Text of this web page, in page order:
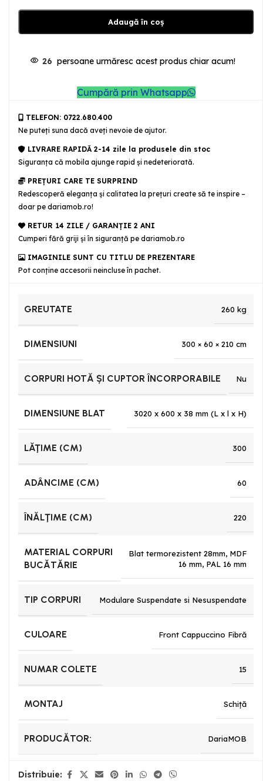
Adaugă în coș
26 persoane urmăresc acest produs chiar acum!
Cumpără prin Whatsapp
TELEFON: 0722.680.400
Ne puteţi suna dacă aveţi nevoie de ajutor.
LIVRARE RAPIDĂ 2-14 zile la produsele din stoc
Siguranţa că mobila ajunge rapid şi nedeteriorată.
PREȚURI CARE TE SURPRIND
Redescoperă eleganța și calitatea la prețuri create să te inspire –
doar pe dariamob.ro!
RETUR 14 ZILE / GARANŢIE 2 ANI
Cumperi fără griji şi în siguranţă pe dariamob.ro
IMAGINILE SUNT CU TITLU DE PREZENTARE
Pot conține accesorii neincluse în pachet.
GREUTATE 260 kg
DIMENSIUNI 300 × 60 × 210 cm
CORPURI HOTĂ ȘI CUPTOR ÎNCORPORABILE Nu
DIMENSIUNE BLAT 3020 x 600 x 38 mm (L x l x H)
LĂŢIME (CM) 300
ADÂNCIME (CM) 60
ÎNĂLŢIME (CM) 220
MATERIAL CORPURI
BUCĂTĂRIE
Blat termorezistent 28mm, MDF
16 mm, PAL 16 mm
TIP CORPURI Modulare Suspendate si Nesuspendate
CULOARE Front Cappuccino Fibră
NUMAR COLETE 15
MONTAJ Schiță
PRODUCĂTOR: DariaMOB
Distribuie: